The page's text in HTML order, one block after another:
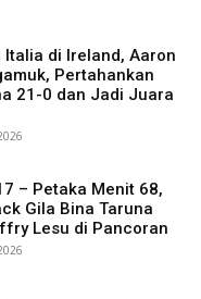
Italia di Ireland, Aaron
Pertahankan
21-0 dan Jadi Juara
– Petaka Menit 68,
Gila Bina Taruna
Lesu di Pancoran